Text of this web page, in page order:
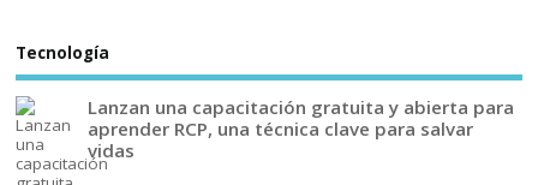
Tecnología
Lanzan una capacitación gratuita y abierta para
aprender RCP, una técnica clave para salvar
vidas